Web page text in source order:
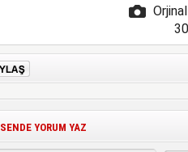
SENDE YORUM YAZ